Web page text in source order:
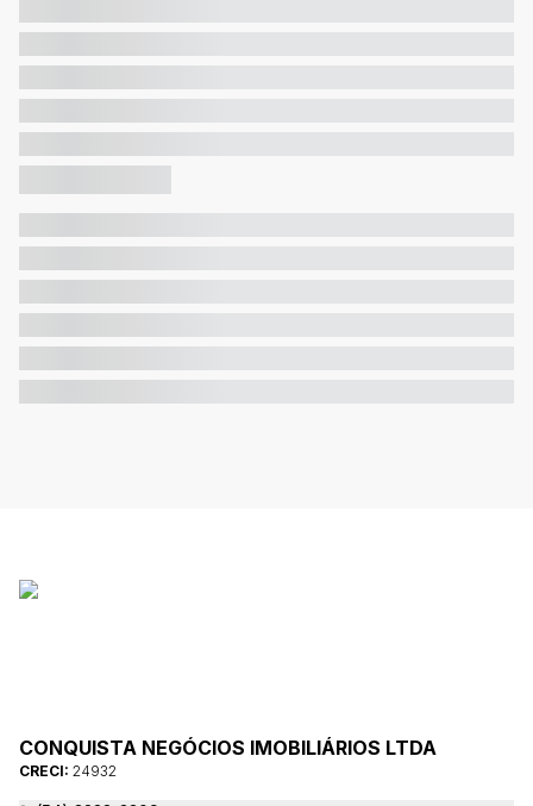
CONQUISTA NEGÓCIOS IMOBILIÁRIOS LTDA
CRECI: 24932